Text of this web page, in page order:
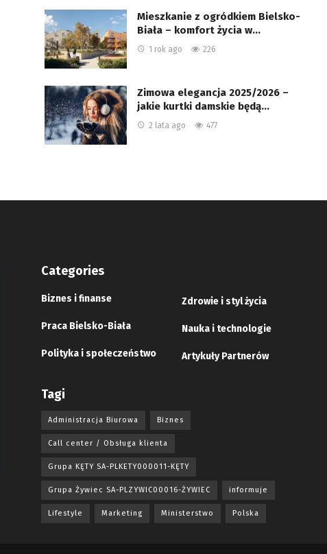
Mieszkanie z ogródkiem Bielsko-
Biała – komfort życia w…
1 rok ago 226
Zimowa elegancja 2025/2026 –
jakie kurtki damskie będą…
2 lata ago 477
Categories
Biznes i finanse
Praca Bielsko-Biała
Polityka i społeczeństwo
Zdrowie i styl życia
Nauka i technologie
Artykuły Partnerów
Tagi
Administracja Biurowa Biznes
Call center / Obsługa klienta
Grupa KĘTY SA-PLKETY000011-KĘTY
Grupa Żywiec SA-PLZYWIC00016-ŻYWIEC informuje
Lifestyle Marketing Ministerstwo Polska